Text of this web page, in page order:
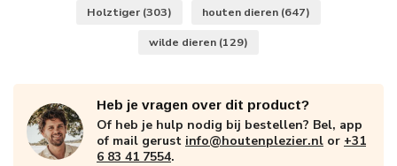
Holztiger (303) houten dieren (647)
wilde dieren (129)
Heb je vragen over dit product?
Of heb je hulp nodig bij bestellen? Bel, app
of mail gerust info@houtenplezier.nl or +31
6 83 41 7554.